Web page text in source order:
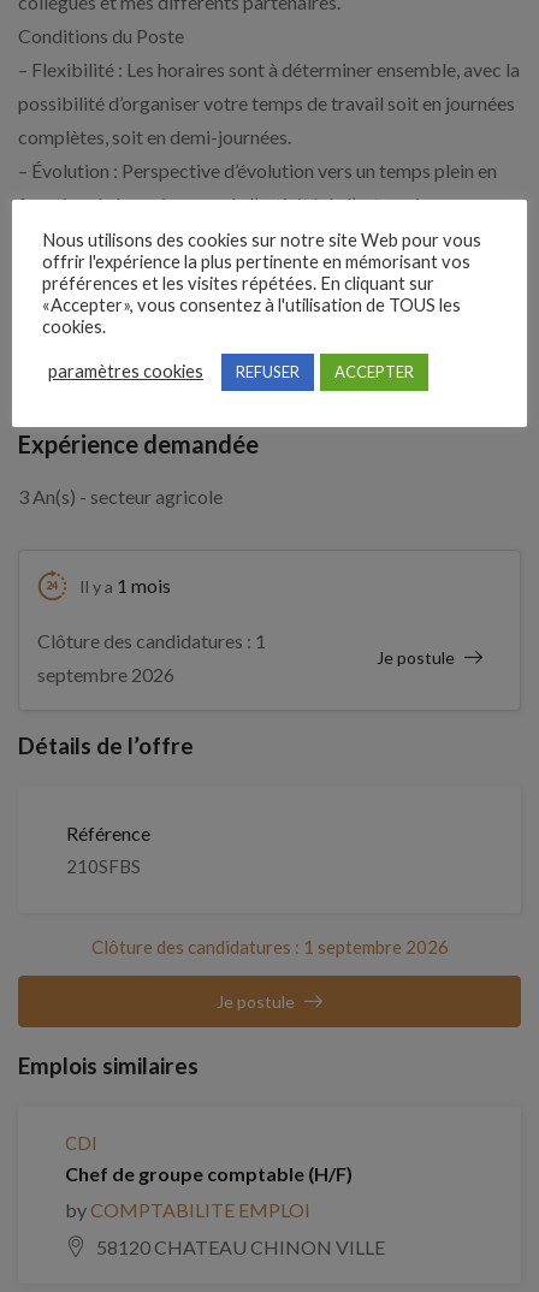
Conditions du Poste
– Flexibilité : Les horaires sont à déterminer ensemble, avec la
possibilité d’organiser votre temps de travail soit en journées
complètes, soit en demi-journées.
– Évolution : Perspective d’évolution vers un temps plein en
fonction de la croissance de l’activité de l’entreprise.
– Lieu de travail : Bureau situé directement sur l’exploitation, à
côté de la laiterie, à Isigny-sur-Mer.
– Rémunération : 1 137,52 € brut mensuel pour un volume
horaire de 75,83 heures
Prise de poste dès que possible
Expérience demandée
3 An(s) - secteur agricole
Il y a 1 mois
Clôture des candidatures : 1
septembre 2026
Je postule
Détails de l’offre
Référence
210SFBS
Clôture des candidatures : 1 septembre 2026
Je postule
Emplois similaires
CDI
Chef de groupe comptable (H/F)
byCOMPTABILITE EMPLOI
58120 CHATEAU CHINON VILLE
Nous utilisons des cookies sur notre site Web pour vous
offrir l'expérience la plus pertinente en mémorisant vos
préférences et les visites répétées. En cliquant sur
«Accepter», vous consentez à l'utilisation de TOUS les
cookies.
paramètres cookies REFUSER ACCEPTER